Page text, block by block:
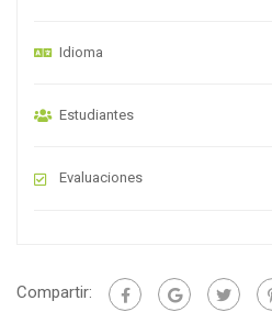
Idioma
Estudiantes
Evaluaciones
Compartir: